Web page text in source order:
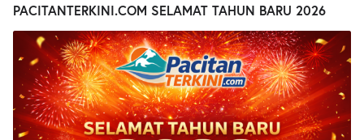
PACITANTERKINI.COM SELAMAT TAHUN BARU 2026